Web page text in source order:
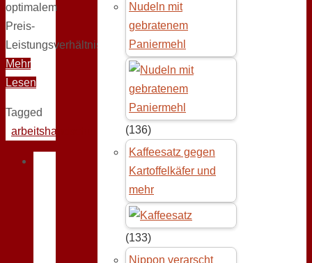
optimalem
Preis-
Leistungsverhältnis
Mehr
Lesen
Tagged
arbeitshandschuhe
Nudeln mit
gebratenem
Paniermehl
(136)
Kaffeesatz gegen
Kartoffelkäfer und
mehr
(133)
Nippon verarscht